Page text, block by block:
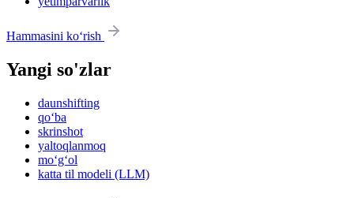
Hammasini ko‘rish
Yangi so'zlar
daunshifting
qo‘ba
skrinshot
yaltoqlanmoq
mo‘g‘ol
katta til modeli (LLM)